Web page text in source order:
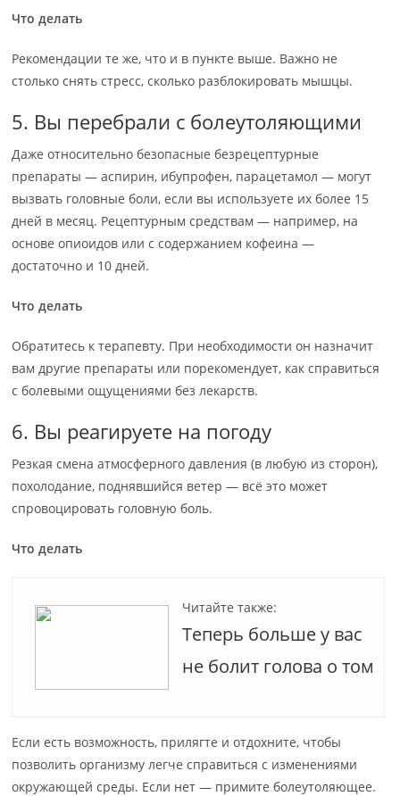
Что делать
Рекомендации те же, что и в пункте выше. Важно не
столько снять стресс, сколько разблокировать мышцы.
5. Вы перебрали с болеутоляющими
Даже относительно безопасные безрецептурные
препараты — аспирин, ибупрофен, парацетамол — могут
вызвать головные боли, если вы используете их более 15
дней в месяц. Рецептурным средствам — например, на
основе опиоидов или с содержанием кофеина —
достаточно и 10 дней.
Что делать
Обратитесь к терапевту. При необходимости он назначит
вам другие препараты или порекомендует, как справиться
с болевыми ощущениями без лекарств.
6. Вы реагируете на погоду
Резкая смена атмосферного давления (в любую из сторон),
похолодание, поднявшийся ветер — всё это может
спровоцировать головную боль.
Что делать
Читайте также:
Теперь больше у вас
не болит голова о том
Если есть возможность, прилягте и отдохните, чтобы
позволить организму легче справиться с изменениями
окружающей среды. Если нет — примите болеутоляющее.